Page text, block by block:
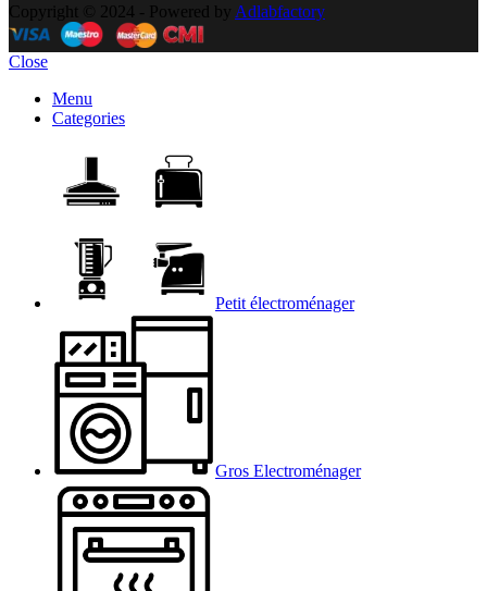
Copyright © 2024 - Powered by Adlabfactory
Close
Menu
Categories
Petit électroménager
Gros Electroménager